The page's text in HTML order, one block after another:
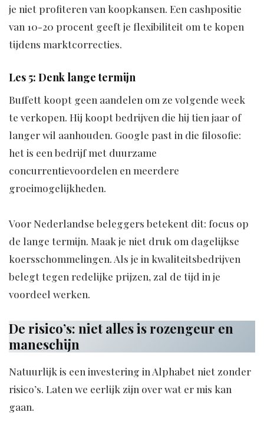
je niet profiteren van koopkansen. Een cashpositie
van 10-20 procent geeft je flexibiliteit om te kopen
tijdens marktcorrecties.
Les 5: Denk lange termijn
Buffett koopt geen aandelen om ze volgende week
te verkopen. Hij koopt bedrijven die hij tien jaar of
langer wil aanhouden. Google past in die filosofie:
het is een bedrijf met duurzame
concurrentievoordelen en meerdere
groeimogelijkheden.
Voor Nederlandse beleggers betekent dit: focus op
de lange termijn. Maak je niet druk om dagelijkse
koersschommelingen. Als je in kwaliteitsbedrijven
belegt tegen redelijke prijzen, zal de tijd in je
voordeel werken.
De risico’s: niet alles is rozengeur en
maneschijn
Natuurlijk is een investering in Alphabet niet zonder
risico’s. Laten we eerlijk zijn over wat er mis kan
gaan.